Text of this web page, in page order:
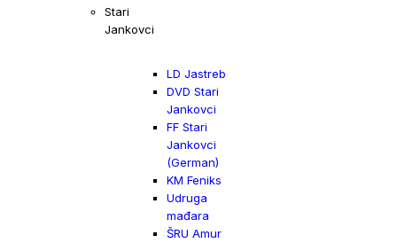
Stari
Jankovci
LD Jastreb
DVD Stari
Jankovci
FF Stari
Jankovci
(German)
KM Feniks
Udruga
mađara
ŠRU Amur